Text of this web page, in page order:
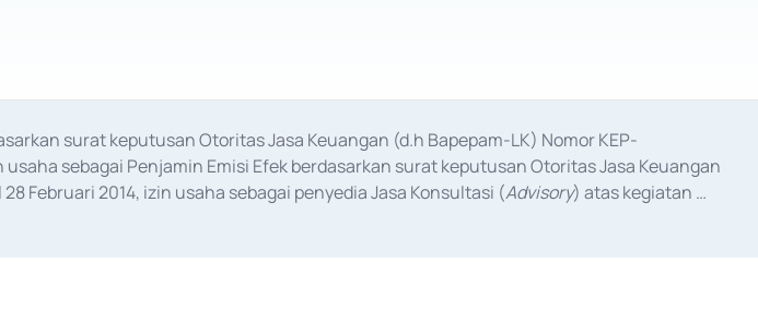
surat keputusan Otoritas Jasa Keuangan (d.h Bapepam-LK) Nomor KEP-
sebagai Penjamin Emisi Efek berdasarkan surat keputusan Otoritas Jasa Keuangan
Februari 2014, izin usaha sebagai penyedia Jasa Konsultasi (Advisory) atas kegiatan